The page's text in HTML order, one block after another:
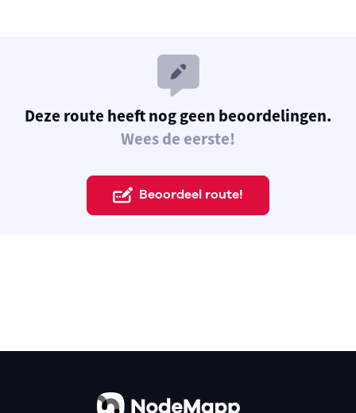
Deze route heeft nog geen beoordelingen.
Wees de eerste!
Beoordeel route!